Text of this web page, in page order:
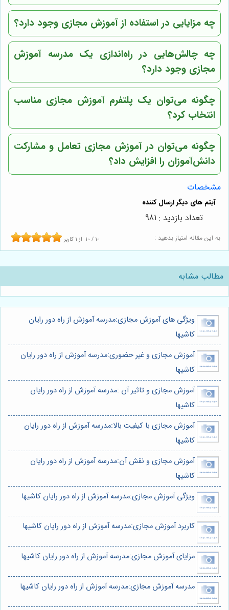
چه مزایایی در استفاده از آموزش مجازی وجود دارد؟
چه چالش‌هایی در راه‌اندازی یک مدرسه آموزش
مجازی وجود دارد؟
چگونه می‌توان یک پلتفرم آموزش مجازی مناسب
انتخاب کرد؟
چگونه می‌توان در آموزش مجازی تعامل و مشارکت
دانش‌آموزان را افزایش داد؟
مشخصات
به این مقاله امتیاز بدهید : 10 / 10 از 1 کاربر
تعداد بازدید : 981
مطالب مشابه
ویژگی های آموزش مجازی:مدرسه آموزش از راه دور رایان
کاشیها
آموزش مجازی و غیر حضوری:مدرسه آموزش از راه دور رایان
کاشیها
آموزش مجازی و تاثیر آن :مدرسه آموزش از راه دور رایان
کاشیها
آموزش مجازی با کیفیت بالا:مدرسه آموزش از راه دور رایان
کاشیها
آموزش مجازی و نقش آن:مدرسه آموزش از راه دور رایان
کاشیها
ویژگی آموزش مجازی:مدرسه آموزش از راه دور رایان کاشیها
کاربرد آموزش مجازی:مدرسه آموزش از راه دور رایان کاشیها
مزایای آموزش مجازی:مدرسه آموزش از راه دور رایان کاشیها
مدرسه آموزش مجازی:مدرسه آموزش از راه دور رایان کاشیها